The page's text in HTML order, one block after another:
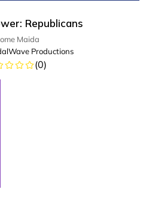
Republicans
Maida
Productions
(0)